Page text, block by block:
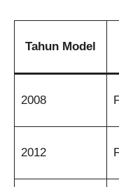
Tahun Model
2008
2012